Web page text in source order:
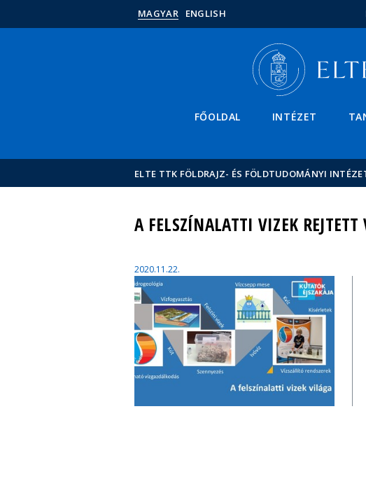
MAGYAR ENGLISH
FŐOLDAL INTÉZET
ELTE TTK FÖLDRAJZ- ÉS FÖLDTUDOMÁNYI
A FELSZÍNALATTI VIZEK
2020.11.22.